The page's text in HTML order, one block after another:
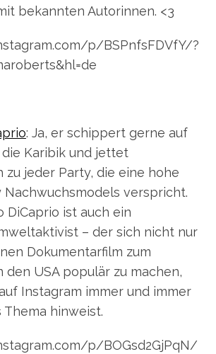
bekannten Autorinnen. <3
p/BSPnfsFDVfY/?
: Ja, er schippert gerne auf
Karibik und jettet
zu jeder Party, die eine hohe
Nachwuchsmodels verspricht.
DiCaprio ist auch ein
– der sich nicht nur
Dokumentarfilm zum
den USA populär zu machen,
Instagram immer und immer
hinweist.
p/BOGsd2GjPqN/